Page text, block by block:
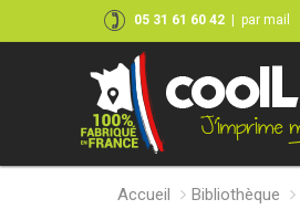
05 31 61 60 42 par mail
Accueil Bibliothèque